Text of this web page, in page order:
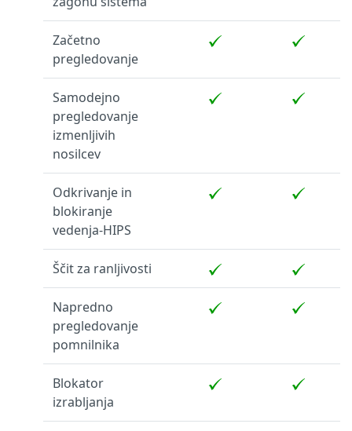
Začetno
pregledovanje
Samodejno
pregledovanje
izmenljivih
nosilcev
Odkrivanje in
blokiranje
vedenja-HIPS
Ščit za ranljivosti
Napredno
pregledovanje
pomnilnika
Blokator
izrabljanja